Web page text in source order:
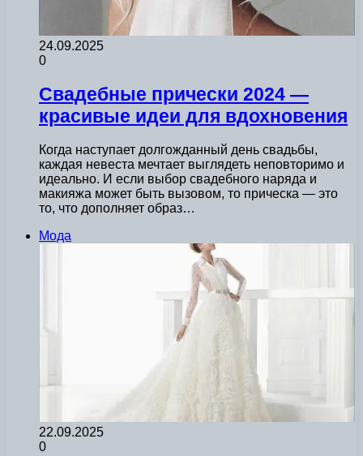
24.09.2025
0
Свадебные прически 2024 —
красивые идеи для вдохновения
Когда наступает долгожданный день свадьбы,
каждая невеста мечтает выглядеть неповторимо и
идеально. И если выбор свадебного наряда и
макияжа может быть вызовом, то прическа — это
то, что дополняет образ…
Мода
22.09.2025
0